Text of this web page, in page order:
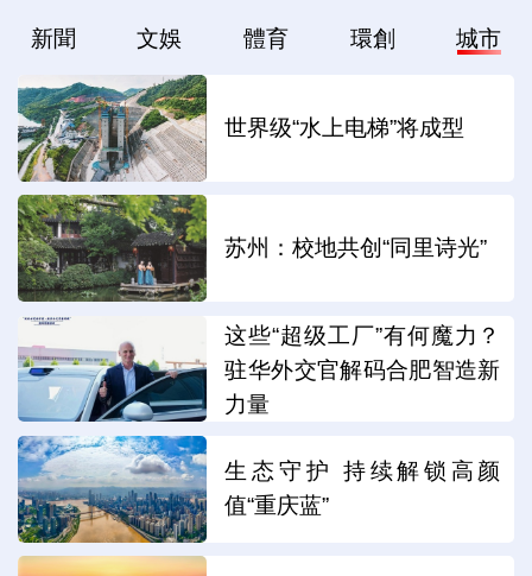
新聞 文娛 體育 環創 城市
世界级“水上电梯”将成型
苏州：校地共创“同里诗光”
这些“超级工厂”有何魔力？
驻华外交官解码合肥智造新
力量
生态守护 持续解锁高颜
值“重庆蓝”